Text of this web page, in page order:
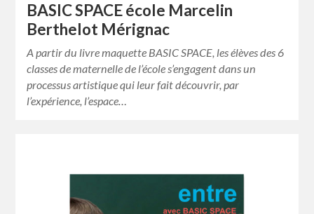
BASIC SPACE école Marcelin
Berthelot Mérignac
A partir du livre maquette BASIC SPACE, les élèves des 6
classes de maternelle de l’école s’engagent dans un
processus artistique qui leur fait découvrir, par
l’expérience, l’espace…